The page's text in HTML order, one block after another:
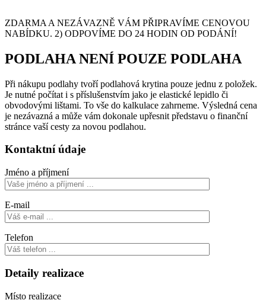
ZDARMA A NEZÁVAZNĚ VÁM PŘIPRAVÍME CENOVOU
NABÍDKU. 2) ODPOVÍME DO 24 HODIN OD PODÁNÍ!
PODLAHA NENÍ POUZE PODLAHA
Při nákupu podlahy tvoří podlahová krytina pouze jednu z položek.
Je nutné počítat i s příslušenstvím jako je elastické lepidlo či
obvodovými lištami. To vše do kalkulace zahrneme. Výsledná cena
je nezávazná a může vám dokonale upřesnit představu o finanční
stránce vaší cesty za novou podlahou.
Kontaktní údaje
Jméno a příjmení
E-mail
Telefon
Detaily realizace
Místo realizace